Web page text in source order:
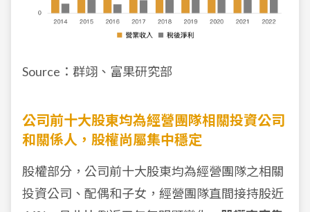
Source：群翊、富果研究部
公司前十大股東均為經營團隊相關投資公司
和關係人，股權尚屬集中穩定
股權部分，公司前十大股東均為經營團隊之相關
投資公司、配偶和子女，經營團隊直間接持股近